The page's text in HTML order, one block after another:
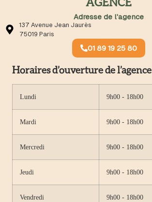
AGENCE
Adresse de l'agence
137 Avenue Jean Jaurès
75019 Paris
01 89 19 25 80
Horaires d’ouverture de l’agence
Lundi 9h00 - 18h00
Mardi 9h00 - 18h00
Mercredi 9h00 - 18h00
Jeudi 9h00 - 18h00
Vendredi 9h00 - 18h00